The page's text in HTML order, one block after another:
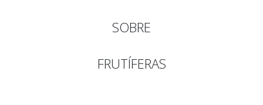
SOBRE
FRUTÍFERAS